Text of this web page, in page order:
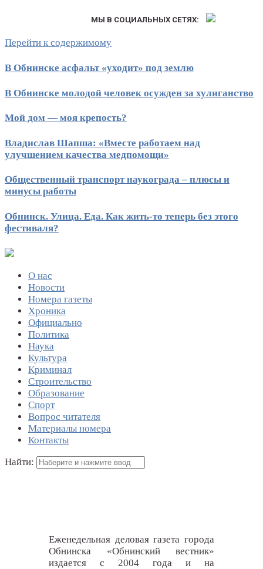
МЫ В СОЦИАЛЬНЫХ СЕТЯХ:
Перейти к содержимому
В Обнинске асфальт «уходит» под землю
В Обнинске молодой человек осужден за хулиганство
Мой дом — моя крепость?
Владислав Шапша: «Вместе работаем над
улучшением качества медпомощи»
Общественный транспорт наукограда – плюсы и
минусы работы
Обнинск. Улица. Еда. Как жить-то теперь без этого
фестиваля?
О нас
Новости
Номера газеты
Хроника
Официально
Политика
Наука
Культура
Криминал
Строительство
Образование
Спорт
Вопрос читателя
Материалы номера
Контакты
Найти:
Еженедельная деловая газета города
Обнинска «Обнинский вестник»
издается с 2004 года и на